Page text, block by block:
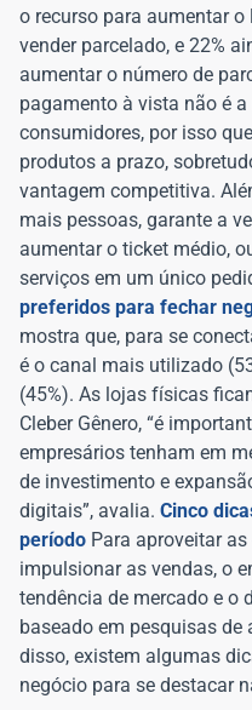
o recurso para aumentar
vender parcelado, e 22%
aumentar o número de
pagamento à vista não é
consumidores, por isso
produtos a prazo,
vantagem competitiva.
mais pessoas, garante a
aumentar o ticket médio,
serviços em um único
preferidos para fechar
mostra que, para se
é o canal mais utilizado
(45%). As lojas físicas
Cleber Gênero, “é
empresários tenham em
de investimento e
digitais”, avalia. Cinco
período Para aproveitar
impulsionar as vendas, o
tendência de mercado e o
baseado em pesquisas de
disso, existem algumas
negócio para se destacar